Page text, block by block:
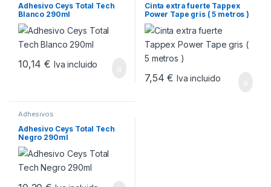
Adhesivo Ceys Total Tech
Blanco 290ml
10,14€ Iva incluido
Cinta extra fuerte Tappex
Power Tape gris ( 5 metros )
7,54€ Iva incluido
Adhesivos
Adhesivo Ceys Total Tech
Negro 290ml